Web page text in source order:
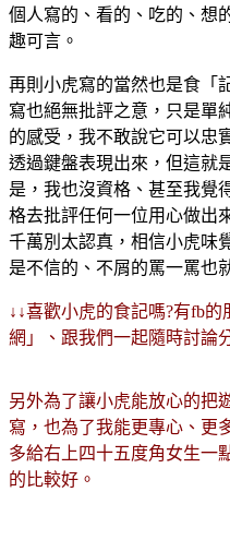
個人寫的、看的、吃的、想
趣可言。
再則小虎寫的當然也是食「
寫也絕無批評之意，只是單
的感受，我不敢說它可以忠
透過鍵盤表現出來，但這就
是，我也沒資格、甚至我覺
格去批評任何一位用心做出
千萬別太認真，相信小虎味
是不信的、不屑的罵一罵也
↓↓喜歡小虎的食記嗎?有fb
網」、跟我們一起隨時討論
另外為了讓小虎能放心的把
寫，也為了我能更專心、更
多給右上四十五度角女生一
的比較好。